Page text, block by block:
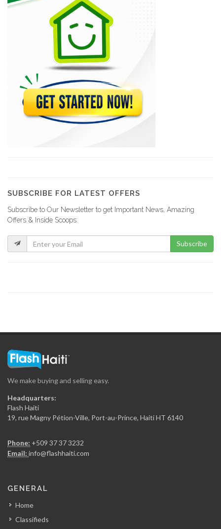
6632
Clean Rite
6366
AS Clean…
5864
Cleantec Pest…
606
SUBSCRIBE FOR LATEST OFFERS
Subscribe to Our Newsletter to get Important News, Amazing
Offers & Inside Scoops:
Subscribe
We make buying and selling easy.
Headquarters:
Flash Haiti
19, rue Magny Pétion-Ville, Port-au-Prince, Haiti HT 6140
Phone: +509 37 37 3232
Email: info@flashhaiti.com
GENERAL
Home
Classifieds